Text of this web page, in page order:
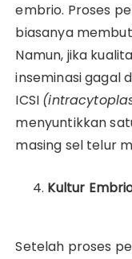
embrio. Proses
biasanya
Namun, jika
inseminasi gagal
ICSI
menyuntikkan
masing sel telur
Kultur
Setelah proses